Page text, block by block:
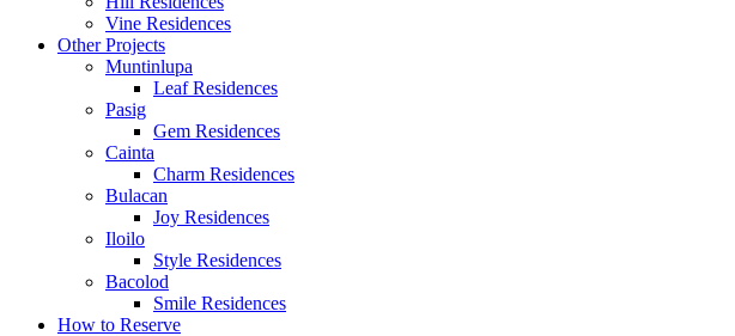
Vine Residences
Other Projects
Muntinlupa
Leaf Residences
Pasig
Gem Residences
Cainta
Charm Residences
Bulacan
Joy Residences
Iloilo
Style Residences
Bacolod
Smile Residences
How to Reserve